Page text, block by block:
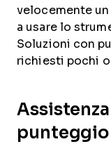
velocemente
a usare lo
Soluzioni con
richiesti pochi